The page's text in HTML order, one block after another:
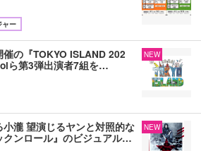
ャー
の『TOKYO ISLAND 202
ら第3弾出演者7組を…
NEW
瀧 望演じるヤンと対照的な
ンロール』のビジュアル…
NEW